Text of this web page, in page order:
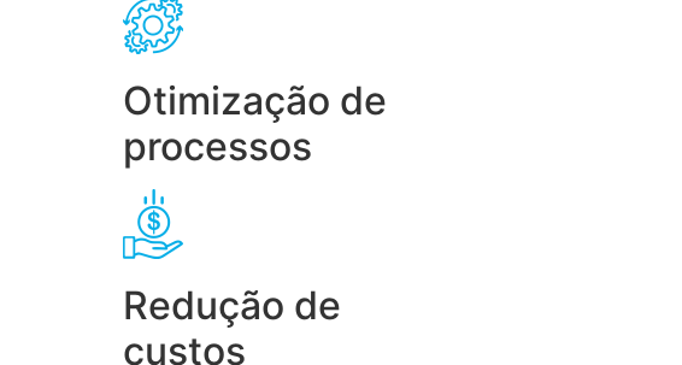
Otimização de
processos
Redução de
custos